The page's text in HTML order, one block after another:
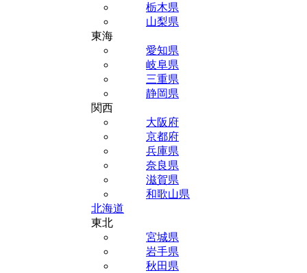
栃木県
山梨県
東海
愛知県
岐阜県
三重県
静岡県
関西
大阪府
京都府
兵庫県
奈良県
滋賀県
和歌山県
北海道
東北
宮城県
岩手県
秋田県